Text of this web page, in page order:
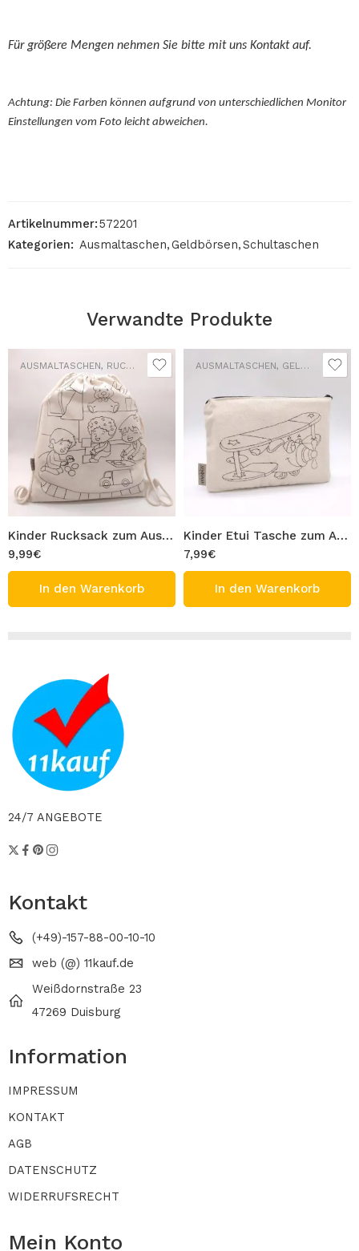
Für größere Mengen nehmen Sie bitte mit uns Kontakt auf.
Achtung: Die Farben können aufgrund von unterschiedlichen Monitor
Einstellungen vom Foto leicht abweichen.
Artikelnummer:572201
Kategorien: Ausmaltaschen,Geldbörsen,Schultaschen
Verwandte Produkte
AUSMALTASCHEN, RUCKSÄCKE
Kinder Rucksack zum Ausmalen 100% Baumwolle Waschbar Turnbeutel Modell Spielzimmer Figur Tasche 33×40 cm Ausmaltasche Beutel zum Ausmalen Bemalen
9,99€
In den Warenkorb
AUSMALTASCHEN, GELDBÖRSEN
Kinder Etui Tasche zum Ausmalen 100% Baumwolle Gabardine Waschbar Stifttasche Modell Flugzeug Figur 20×13 cm Ausmaltasche zum Bemalen
7,99€
In den Warenkorb
24/7 ANGEBOTE
Kontakt
(+49)-157-88-00-10-10
web (@) 11kauf.de
Weißdornstraße 23
47269 Duisburg
Information
IMPRESSUM
KONTAKT
AGB
DATENSCHUTZ
WIDERRUFSRECHT
Mein Konto